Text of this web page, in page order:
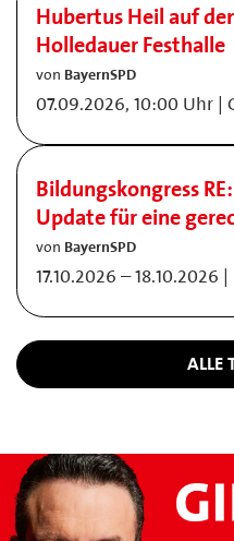
Hubertus Heil auf
Holledauer Festhalle
von BayernSPD
07.09.2026, 10:00 Uhr |
Bildungskongress
Update für eine
von BayernSPD
17.10.2026 –
ALLE